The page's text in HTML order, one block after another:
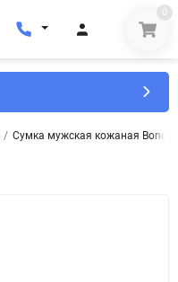
0
/ Сумка мужская кожаная Bond